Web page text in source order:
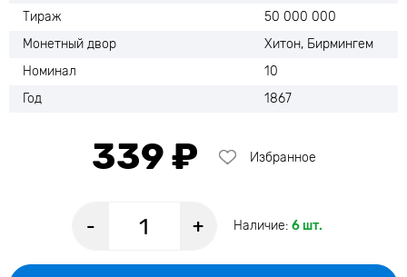
Тираж
50 000 000
Монетный двор
Хитон, Бирмингем
Номинал
10
Год
1867
339 ₽ Избранное
- + Наличие: 6 шт.